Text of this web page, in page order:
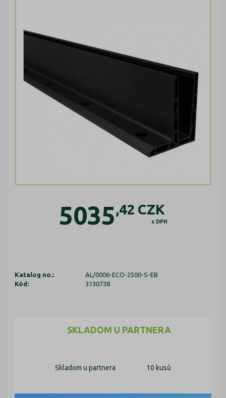
5035,42 CZK
s DPH
Katalog no.:
AL/0006-ECO-2500-S-EB
Kód:
3130738
SKLADOM U PARTNERA
Skladom u partnera 10 kusů